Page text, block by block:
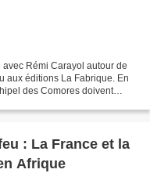
Rémi Carayol autour de
aux éditions La Fabrique. En
des Comores doivent
: La France et la
Afrique